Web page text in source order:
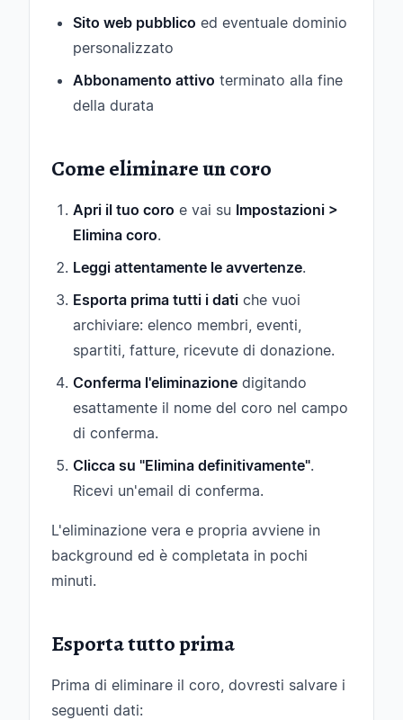
Sito web pubblico ed eventuale dominio
personalizzato
Abbonamento attivo terminato alla fine
della durata
Come eliminare un coro
Apri il tuo coro e vai su Impostazioni >
Elimina coro.
Leggi attentamente le avvertenze.
Esporta prima tutti i dati che vuoi
archiviare: elenco membri, eventi,
spartiti, fatture, ricevute di donazione.
Conferma l'eliminazione digitando
esattamente il nome del coro nel campo
di conferma.
Clicca su "Elimina definitivamente".
Ricevi un'email di conferma.
L'eliminazione vera e propria avviene in
background ed è completata in pochi
minuti.
Esporta tutto prima
Prima di eliminare il coro, dovresti salvare i
seguenti dati: